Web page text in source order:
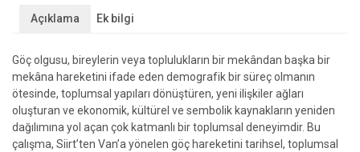
DENEYİMİ
Açıklama Ek bilgi
Göç olgusu, bireylerin veya toplulukların bir mekândan başka bir
mekâna hareketini ifade eden demografik bir süreç olmanın
ötesinde, toplumsal yapıları dönüştüren, yeni ilişkiler ağları
oluşturan ve ekonomik, kültürel ve sembolik kaynakların yeniden
dağılımına yol açan çok katmanlı bir toplumsal deneyimdir. Bu
çalışma, Siirt’ten Van’a yönelen göç hareketini tarihsel, toplumsal